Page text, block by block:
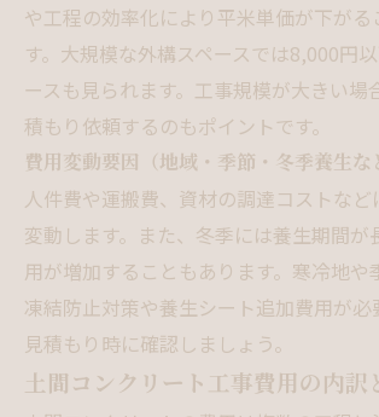
や工程の効率化により平米単価が下がる
す。大規模な外構スペースでは8,000円
ースも見られます。工事規模が大きい場
積もり依頼するのもポイントです。
費用変動要因（地域・季節・冬季養生な
人件費や運搬費、資材の調達コストなど
変動します。また、冬季には養生期間が
用が増加することもあります。寒冷地や
凍結防止対策や養生シート追加費用が必
見積もり時に確認しましょう。
土間コンクリート工事費用の内訳